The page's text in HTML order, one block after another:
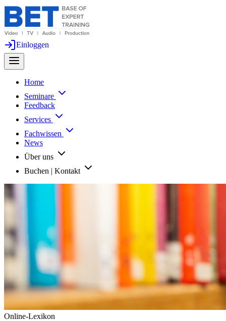
Einloggen
Home
Seminare
Feedback
Services
Fachwissen
News
Über uns
Buchen | Kontakt
Online-Lexikon